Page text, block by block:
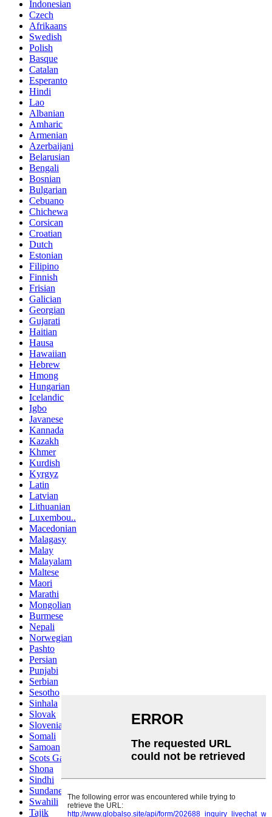
Indonesian
Czech
Afrikaans
Swedish
Polish
Basque
Catalan
Esperanto
Hindi
Lao
Albanian
Amharic
Armenian
Azerbaijani
Belarusian
Bengali
Bosnian
Bulgarian
Cebuano
Chichewa
Corsican
Croatian
Dutch
Estonian
Filipino
Finnish
Frisian
Galician
Georgian
Gujarati
Haitian
Hausa
Hawaiian
Hebrew
Hmong
Hungarian
Icelandic
Igbo
Javanese
Kannada
Kazakh
Khmer
Kurdish
Kyrgyz
Latin
Latvian
Lithuanian
Luxembou..
Macedonian
Malagasy
Malay
Malayalam
Maltese
Maori
Marathi
Mongolian
Burmese
Nepali
Norwegian
Pashto
Persian
Punjabi
Serbian
Sesotho
Sinhala
Slovak
Slovenian
Somali
Samoan
Scots Gaelic
Shona
Sindhi
Sundanese
Swahili
Tajik